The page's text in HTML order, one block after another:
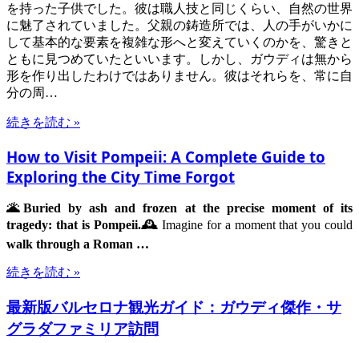
を持った子供でした。彼は職人技と同じくらい、自然の世界
に魅了されていました。父親の鋳造所では、人の手がいかに
して基本的な要素を複雑な形へと変えていくのかを、驚きと
ともに見つめていたといいます。しかし、ガウディは無から
形を作り出したわけではありません。彼はそれらを、常に自
分の周…
続きを読む »
How to Visit Pompeii: A Complete Guide to
Exploring the City Time Forgot
🌋Buried by ash and frozen at the precise moment of its
tragedy: that is Pompeii.🕰️ Imagine for a moment that you could
walk through a Roman …
続きを読む »
最新版バルセロナ観光ガイド：ガウディ傑作・サ
グラダファミリア訪問